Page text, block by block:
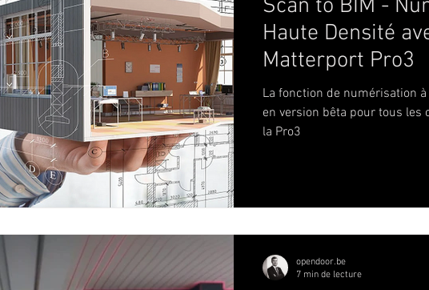
Scan to BIM -
Haute Densité
Matterport Pro3
La fonction de numérisation
en version bêta pour tous
la Pro3
opendoor.be
7 min de lecture